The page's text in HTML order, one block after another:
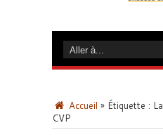
Accueil » Étiquette :
CVP